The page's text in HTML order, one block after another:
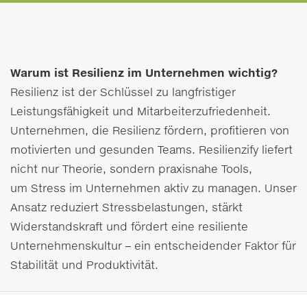
Warum ist Resilienz im Unternehmen wichtig?
Resilienz ist der Schlüssel zu langfristiger
Leistungsfähigkeit und Mitarbeiterzufriedenheit.
Unternehmen, die Resilienz fördern, profitieren von
motivierten und gesunden Teams. Resilienzify liefert
nicht nur Theorie, sondern praxisnahe Tools,
um Stress im Unternehmen aktiv zu managen. Unser
Ansatz reduziert Stressbelastungen, stärkt
Widerstandskraft und fördert eine resiliente
Unternehmenskultur – ein entscheidender Faktor für
Stabilität und Produktivität.